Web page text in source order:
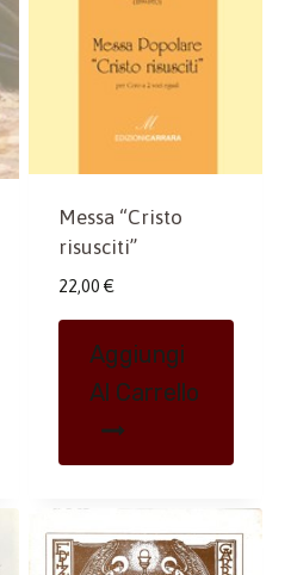
Messa “Cristo
risusciti”
22,00 €
Aggiungi
Al Carrello